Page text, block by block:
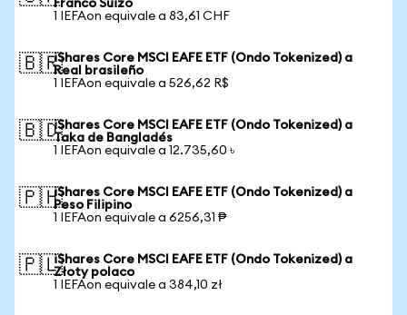
Franco Suizo
1 IEFAon equivale a 83,61 CHF
🇧🇷iShares Core MSCI EAFE ETF (Ondo Tokenized) a
Real brasileño
1 IEFAon equivale a 526,62 R$
🇧🇩iShares Core MSCI EAFE ETF (Ondo Tokenized) a
Taka de Bangladés
1 IEFAon equivale a 12.735,60 ৳
🇵🇭iShares Core MSCI EAFE ETF (Ondo Tokenized) a
Peso Filipino
1 IEFAon equivale a 6256,31 ₱
🇵🇱iShares Core MSCI EAFE ETF (Ondo Tokenized) a
Złoty polaco
1 IEFAon equivale a 384,10 zł